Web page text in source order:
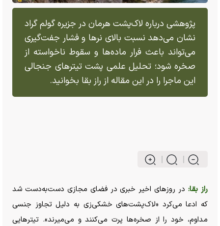
پژوهشی درباره لاک‌پشت هرمان در جزیره گولم گراد
نشان می‌دهد نسبت بالای نر‌ها و فشار جفت‌گیری
می‌تواند باعث فرار ماده‌ها و سقوط ناخواسته از
صخره شود؛ تحلیل علمی پشت تیتر‌های جنجالی
این ماجرا را در این مقاله از راز بقا بخوانید.
راز بقا: در روز‌های اخیر خبری در فضای مجازی دست‌به‌دست شد
که ادعا می‌کرد «لاک‌پشت‌های خشکی‌زی به دلیل تجاوز جنسی
مداوم، خود را از صخره‌ها پرت می‌کنند و می‌میرند». تیتر‌هایی